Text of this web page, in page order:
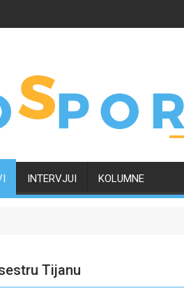
INTERVJUI KOLUMNE
Tijanu